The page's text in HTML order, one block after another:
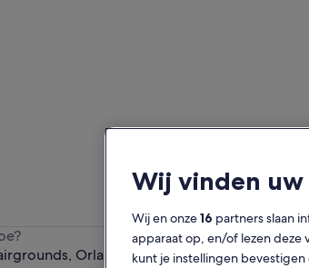
in
Datums
Wij vinden
Wij en onze16 partners slaan
apparaat op, en/of lezen deze
kunt je instellingen